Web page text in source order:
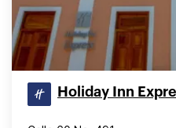
Holiday Inn